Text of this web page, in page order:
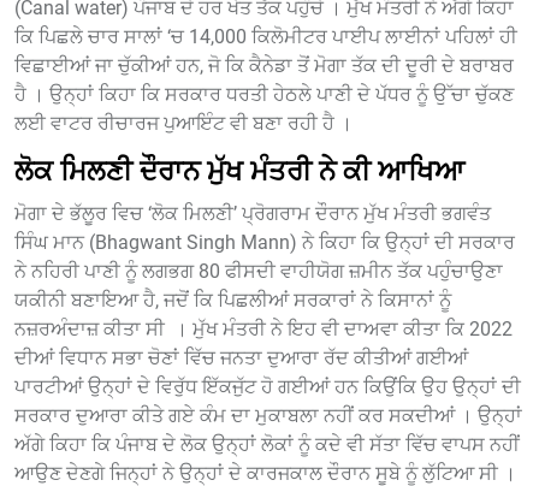
(Canal water) ਪੰਜਾਬ ਦੇ ਹਰ ਖੇਤ ਤੱਕ ਪਹੁੰਚੇ । ਮੁੱਖ ਮੰਤਰੀ ਨੇ ਅੱਗੇ ਕਿਹਾ
ਕਿ ਪਿਛਲੇ ਚਾਰ ਸਾਲਾਂ ‘ਚ 14,000 ਕਿਲੋਮੀਟਰ ਪਾਈਪ ਲਾਈਨਾਂ ਪਹਿਲਾਂ ਹੀ
ਵਿਛਾਈਆਂ ਜਾ ਚੁੱਕੀਆਂ ਹਨ, ਜੋ ਕਿ ਕੈਨੇਡਾ ਤੋਂ ਮੋਗਾ ਤੱਕ ਦੀ ਦੂਰੀ ਦੇ ਬਰਾਬਰ
ਹੈ । ਉਨ੍ਹਾਂ ਕਿਹਾ ਕਿ ਸਰਕਾਰ ਧਰਤੀ ਹੇਠਲੇ ਪਾਣੀ ਦੇ ਪੱਧਰ ਨੂੰ ਉੱਚਾ ਚੁੱਕਣ
ਲਈ ਵਾਟਰ ਰੀਚਾਰਜ ਪੁਆਇੰਟ ਵੀ ਬਣਾ ਰਹੀ ਹੈ ।
ਲੋਕ ਮਿਲਣੀ ਦੌਰਾਨ ਮੁੱਖ ਮੰਤਰੀ ਨੇ ਕੀ ਆਖਿਆ
ਮੋਗਾ ਦੇ ਭੱਲੂਰ ਵਿਚ ‘ਲੋਕ ਮਿਲਣੀ’ ਪ੍ਰੋਗਰਾਮ ਦੌਰਾਨ ਮੁੱਖ ਮੰਤਰੀ ਭਗਵੰਤ
ਸਿੰਘ ਮਾਨ (Bhagwant Singh Mann) ਨੇ ਕਿਹਾ ਕਿ ਉਨ੍ਹਾਂ ਦੀ ਸਰਕਾਰ
ਨੇ ਨਹਿਰੀ ਪਾਣੀ ਨੂੰ ਲਗਭਗ 80 ਫੀਸਦੀ ਵਾਹੀਯੋਗ ਜ਼ਮੀਨ ਤੱਕ ਪਹੁੰਚਾਉਣਾ
ਯਕੀਨੀ ਬਣਾਇਆ ਹੈ, ਜਦੋਂ ਕਿ ਪਿਛਲੀਆਂ ਸਰਕਾਰਾਂ ਨੇ ਕਿਸਾਨਾਂ ਨੂੰ
ਨਜ਼ਰਅੰਦਾਜ਼ ਕੀਤਾ ਸੀ । ਮੁੱਖ ਮੰਤਰੀ ਨੇ ਇਹ ਵੀ ਦਾਅਵਾ ਕੀਤਾ ਕਿ 2022
ਦੀਆਂ ਵਿਧਾਨ ਸਭਾ ਚੋਣਾਂ ਵਿੱਚ ਜਨਤਾ ਦੁਆਰਾ ਰੱਦ ਕੀਤੀਆਂ ਗਈਆਂ
ਪਾਰਟੀਆਂ ਉਨ੍ਹਾਂ ਦੇ ਵਿਰੁੱਧ ਇੱਕਜੁੱਟ ਹੋ ਗਈਆਂ ਹਨ ਕਿਉਂਕਿ ਉਹ ਉਨ੍ਹਾਂ ਦੀ
ਸਰਕਾਰ ਦੁਆਰਾ ਕੀਤੇ ਗਏ ਕੰਮ ਦਾ ਮੁਕਾਬਲਾ ਨਹੀਂ ਕਰ ਸਕਦੀਆਂ । ਉਨ੍ਹਾਂ
ਅੱਗੇ ਕਿਹਾ ਕਿ ਪੰਜਾਬ ਦੇ ਲੋਕ ਉਨ੍ਹਾਂ ਲੋਕਾਂ ਨੂੰ ਕਦੇ ਵੀ ਸੱਤਾ ਵਿੱਚ ਵਾਪਸ ਨਹੀਂ
ਆਉਣ ਦੇਣਗੇ ਜਿਨ੍ਹਾਂ ਨੇ ਉਨ੍ਹਾਂ ਦੇ ਕਾਰਜਕਾਲ ਦੌਰਾਨ ਸੂਬੇ ਨੂੰ ਲੁੱਟਿਆ ਸੀ ।